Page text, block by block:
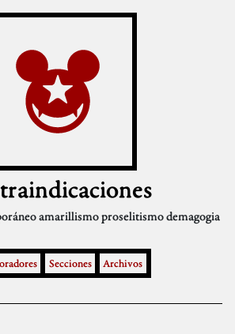
amarillismoproselitismodemagogia
Secciones Archivos